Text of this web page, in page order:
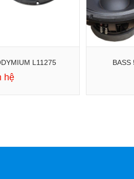
BASS 30 TỪ NEODYMIUM L11275
hệ